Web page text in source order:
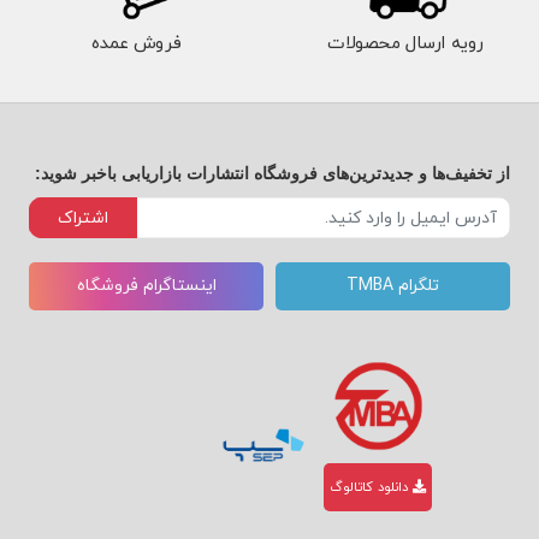
باشیداستراتژی‌ها را تغییر دهید
بخش 4: تغییر دیدگاه فرض می‌کنم پایین‌تر از حد
متوسط همه‌چیز تقصیر من است
من عاشق اشتباه‌ کردنم
خواندن ملودی معکوس
چه تصادفی، مگر می‌شود؟
دو سه چهار یک،
رویه ارسال محصولات فروش عمده
از تخفیف‌ها و جدیدترین‌های فروشگاه انتشارات بازاریابی باخبر شوید:
اشتراک
تلگرام TMBA اینستاگرام فروشگاه
دانلود کاتالوگ